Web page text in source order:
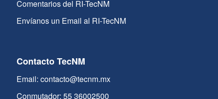
Comentarios del RI-TecNM
Envíanos un Email al RI-TecNM
Contacto TecNM
Email: contacto@tecnm.mx
Conmutador: 55 36002500